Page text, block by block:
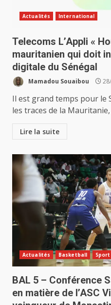
Actualités International
Telecoms L’Appli «
mauritanien qui doit
digitale du Sénégal
Mamadou Souaibou
Il est grand temps pour le
les traces de la
Lire la suite
Actualités Basketball Sport
BAL 5 – Conférence
en matière de l’ASC